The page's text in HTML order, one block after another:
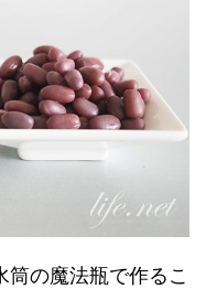
の魔法瓶で作るこ